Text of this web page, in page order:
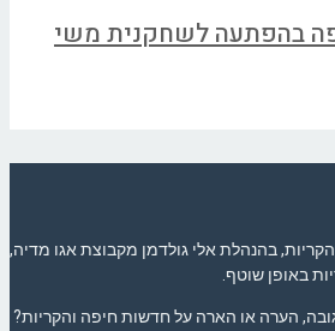
בהפתעה לשחקנית משי
בהנהלת אלי גולדמן מקבוצת אגו מדיה,
באופן שוטף.
הערה או הארה על חדשות חיפה והקריות?